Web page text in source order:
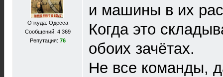
Откуда: Одесса
Сообщений: 4 369
Репутация: 76
и машины в их
Когда это
обоих зачётах.
Не все команды,